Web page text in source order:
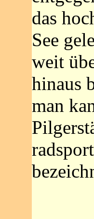
das
See
weit
hinaus
man